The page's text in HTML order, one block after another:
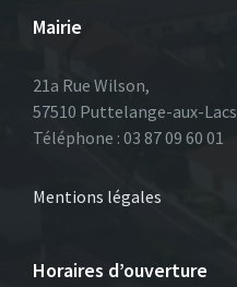
Mairie
21a Rue Wilson,
57510 Puttelange-aux-Lacs
Téléphone : 03 87 09 60 01
Mentions légales
Horaires d’ouverture